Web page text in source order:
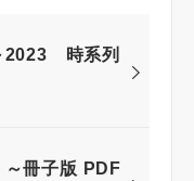
2023 時系列
冊子版 PDF